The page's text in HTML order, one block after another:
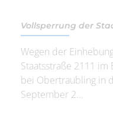
Vollsperrung der
Wegen der
Staatsstraße 2111
bei Obertraubling in
September 2...